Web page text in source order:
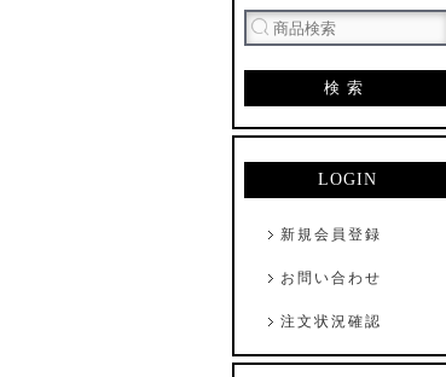
検索
LOGIN
新規会員登録
お問い合わせ
注文状況確認